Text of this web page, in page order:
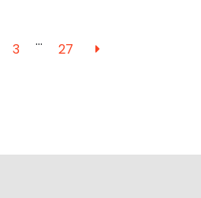
3 … 27